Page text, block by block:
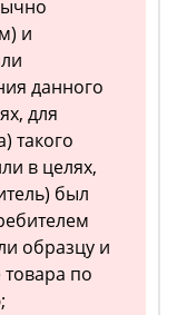
и
данного
для
такого
в целях,
был
образцу и
по